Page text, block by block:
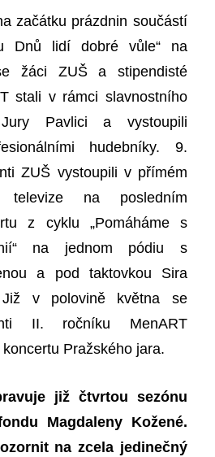
začátku prázdnin součástí
Dnů lidí dobré vůle“ na
žáci ZUŠ a stipendisté
stali v rámci slavnostního
Pavlici a vystoupili
hudebníky. 9.
ZUŠ vystoupili v přímém
televize na posledním
z cyklu „Pomáháme s
na jednom pódiu s
a pod taktovkou Sira
Již v polovině května se
II. ročníku MenART
Pražského jara.
již čtvrtou sezónu
Magdaleny Kožené.
na zcela jedinečný